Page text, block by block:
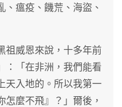
瘟疫、饑荒、海盜、
祖威恩來說，十多年前
：「在非洲，我們能看
天入地的。所以我第一
麼不飛』？」爾後，